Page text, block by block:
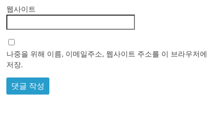
웹사이트
나중을 위해 이름, 이메일주소, 웹사이트 주소를 이 브라우저에
저장.